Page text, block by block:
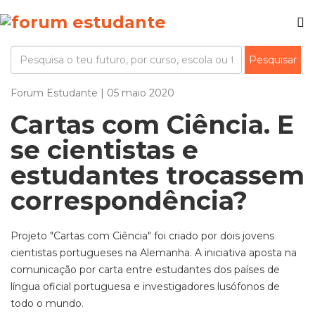
Forum Estudante | 05 maio 2020
Cartas com Ciência. E
se cientistas e
estudantes trocassem
correspondência?
Projeto "Cartas com Ciência" foi criado por dois jovens
cientistas portugueses na Alemanha. A iniciativa aposta na
comunicação por carta entre estudantes dos países de
língua oficial portuguesa e investigadores lusófonos de
todo o mundo.